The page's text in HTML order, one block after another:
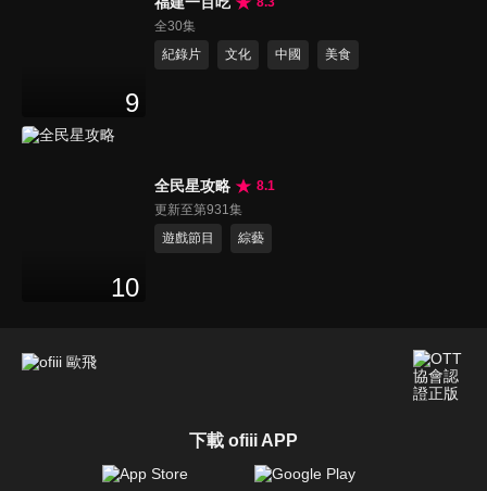
9
全30集
紀錄片
文化 中國 美食
10
全民星攻略
8.1
更新至第931集
遊戲節目
綜藝
下載 ofiii APP